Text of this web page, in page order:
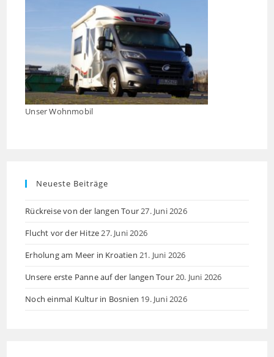
Unser Wohnmobil
Neueste Beiträge
Rückreise von der langen Tour27. Juni 2026
Flucht vor der Hitze27. Juni 2026
Erholung am Meer in Kroatien 21. Juni 2026
Unsere erste Panne auf der langen Tour20. Juni 2026
Noch einmal Kultur in Bosnien 19. Juni 2026